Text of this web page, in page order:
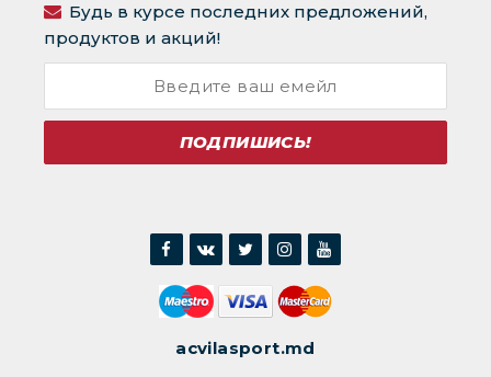
Будь в курсе последних предложений,
продуктов и акций!
ПОДПИШИСЬ!
acvilasport.md